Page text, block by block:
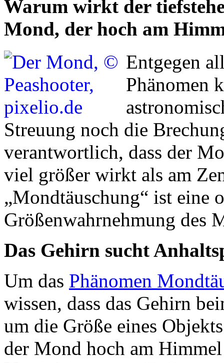
Warum wirkt der
Mond, der hoch am
Entgegen
Phänomen
Streuung noch die
verantwortlich, dass der
viel größer wirkt als am
„Mondtäuschung“ ist eine
Größenwahrnehmung des
Das Gehirn sucht
Um das Phänomen
wissen, dass das Gehirn
um die Größe eines
der Mond hoch am